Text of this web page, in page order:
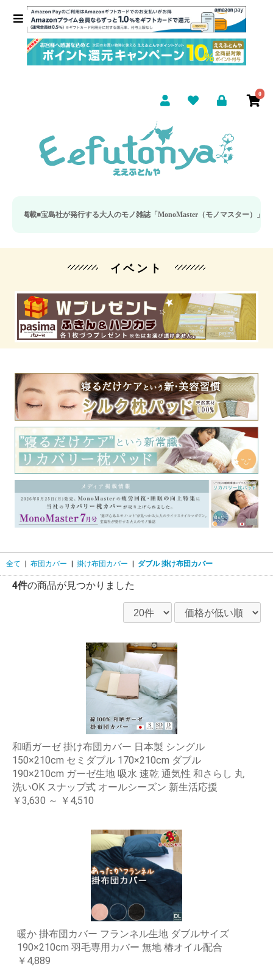
0
宝島社が発行する大人のモノ雑誌「MonoMaster（モノマスター）」の疲労回
イベント
全て 布団カバー 掛け布団カバー ダブル 掛け布団カバー
4件の商品が見つかりました
和晒ガーゼ 掛け布団カバー 日本製 シングル
150×210cm セミダブル 170×210cm ダブル
190×210cm ガーゼ生地 吸水 速乾 通気性 和さらし 丸
洗いOK スナップ式 オールシーズン 新生活応援
￥3,630 ～ ￥4,510
暖か 掛布団カバー フランネル生地 ダブルサイズ
190×210cm 羽毛専用カバー 無地 椿オイル配合
￥4,889